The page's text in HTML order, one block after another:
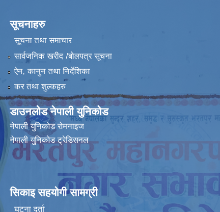
सूचनाहरु
सूचना तथा समाचार
सार्वजनिक खरीद /बोलपत्र सूचना
ऐन, कानुन तथा निर्देशिका
कर तथा शुल्कहरु
डाउनलोड नेपाली युनिकोड
नेपाली युनिकोड रोमनाइज
नेपाली युनिकोड ट्रेडिसनल
सिकाइ सहयोगी सामग्री
घटना दर्ता